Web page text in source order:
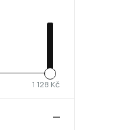
1 128 Kč